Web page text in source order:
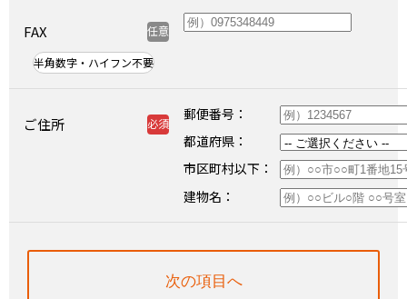
FAX
半角数字・ハイフン不要
ご住所
郵便番号
都道府県
市区町村以下
建物名
次の項目へ